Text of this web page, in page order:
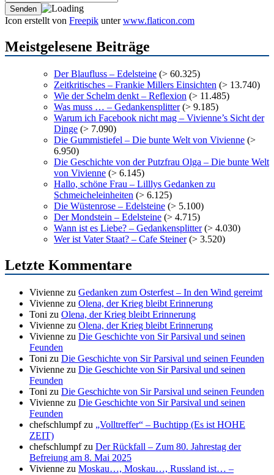
Icon erstellt von Freepik unterwww.flaticon.com
Meistgelesene Beiträge
Der Blaufluss – Edelsteine (> 60.325)
Zeitkritisches – Frankie Millers Einsichten (> 13.740)
Wie der Schelm denkt – Reflexion (> 11.485)
Was muss … – Gedankensplitter(> 9.185)
Warum ich Facebook nicht mag – Vivienne’s Sicht der
Dinge (> 7.090)
Die Gummistiefel – Die bunte Welt von Vivienne (>
6.950)
Die Geschichte von der Putzfrau Olga – Die bunte Welt
von Vivienne (> 6.145)
Hallo, schöne Frau – Lilllys Gedanken zu
Schmeicheleinheiten (> 6.125)
Die Wüstenrose – Edelsteine (> 5.100)
Der Mondstein – Edelsteine (> 4.715)
Wann ist es Liebe? – Gedankensplitter(> 4.030)
Wer ist Vater Staat? – Cafe Steiner(> 3.520)
Letzte Kommentare
Vivienne zu Gedanken zum Osterfest – In den Wind gereimt
Vivienne zu Olena, der Krieg bleibt Erinnerung
Toni zu Olena, der Krieg bleibt Erinnerung
Vivienne zu Olena, der Krieg bleibt Erinnerung
Vivienne zu Die Geschichte von Sir Parsival und seinen
Feunden
Toni zu Die Geschichte von Sir Parsival und seinen Feunden
Vivienne zu Die Geschichte von Sir Parsival und seinen
Feunden
Toni zu Die Geschichte von Sir Parsival und seinen Feunden
Vivienne zu Die Geschichte von Sir Parsival und seinen
Feunden
chefschlumpfzu „Volltreffer“ – Buchtipp (Es ist HOHE
ZEIT)
chefschlumpfzu Der Rückfall – Zum 80. Jahrestag der
Befreiung am 8. Mai 2025
Vivienne zu Moskau…, Moskau…, Russland ist… –